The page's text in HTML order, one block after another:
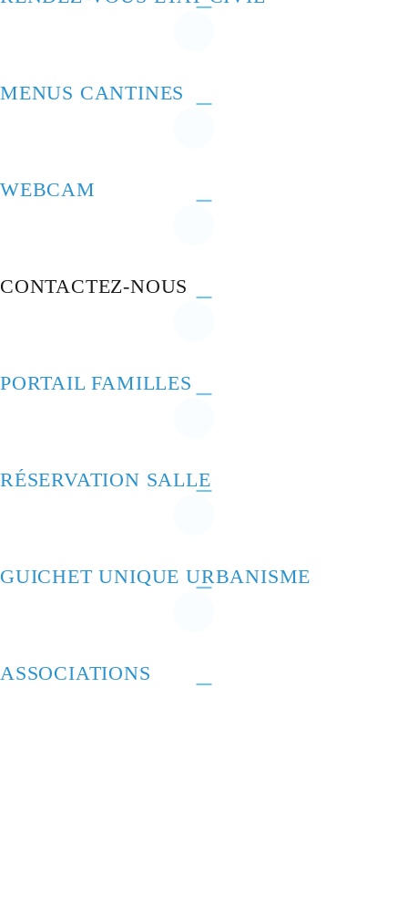
MENUS CANTINES
WEBCAM
CONTACTEZ-NOUS
PORTAIL FAMILLES
RÉSERVATION SALLE
GUICHET UNIQUE URBANISME
ASSOCIATIONS